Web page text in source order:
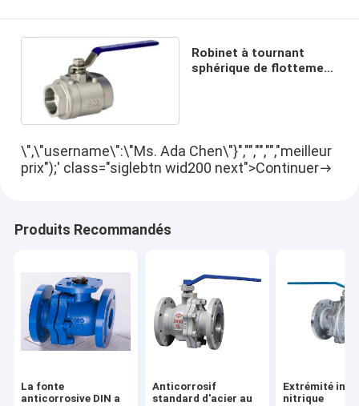
Robinet à tournant
sphérique de flottement
\",\"username\":\"Ms. Ada Chen\"}","","","","meilleur
prix");' class="siglebtn wid200 next">Continuer
Produits Recommandés
La fonte
anticorrosive DIN a
Anticorrosif
standard d'acier au
Extrémité
nitrique